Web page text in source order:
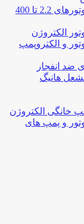
لیست قیمت الکتروموتورهای 2.2 تا 400
الکتروژن
و الکتروپمپ
ضد انفجار
هانیگ
خانگی الکتروژن
و پمپ های